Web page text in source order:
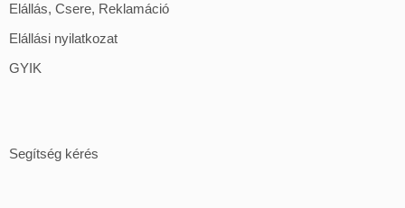
Elállás, Csere, Reklamáció
Elállási nyilatkozat
GYIK
Segítség kérés